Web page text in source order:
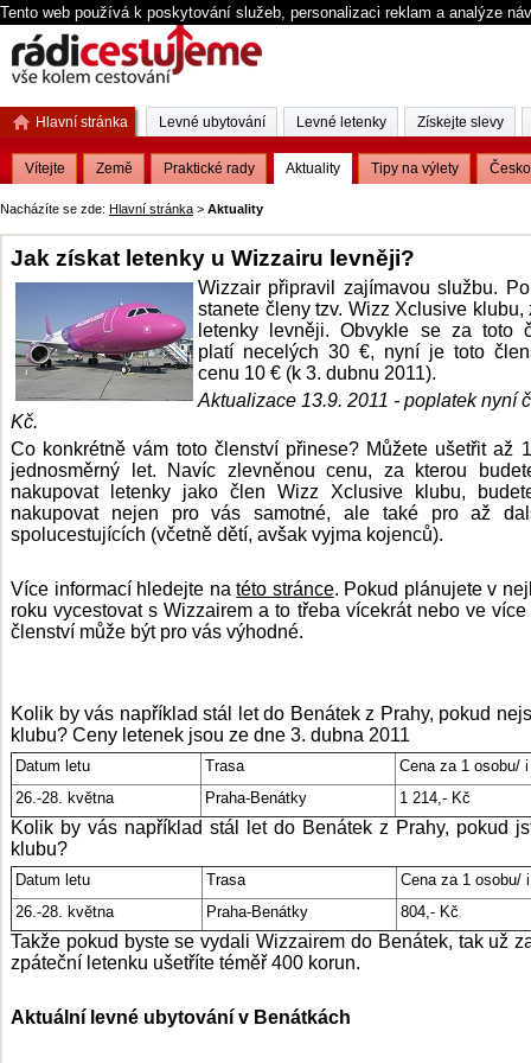
Tento web používá k poskytování služeb, personalizaci reklam a analýze
Nacházíte se zde: Hlavní stránka > Aktuality
Jak získat letenky u Wizzairu levněji?
Wizzair připravil zajímavou službu.
stanete členy tzv. Wizz Xclusive klubu,
letenky levněji. Obvykle se za toto
platí necelých 30 €, nyní je toto
cenu 10 € (k 3. dubnu 2011).
Aktualizace 13.9. 2011 - poplatek nyní
Kč.
Co konkrétně vám toto členství přinese? Můžete ušetřit až
jednosměrný let. Navíc zlevněnou cenu, za kterou
nakupovat letenky jako člen Wizz Xclusive klubu,
nakupovat nejen pro vás samotné, ale také pro až
spolucestujících (včetně dětí, avšak vyjma kojenců).
Více informací hledejte natéto stránce. Pokud plánujete v
roku vycestovat s Wizzairem a to třeba vícekrát nebo ve
členství může být pro vás výhodné.
Kolik by vás například stál let do Benátek z Prahy, pokud
klubu? Ceny letenek jsou ze dne 3. dubna 2011
Datum letu Trasa
Cena za 1 osobu/
26.-28. května
Praha-Benátky 1 214,- Kč
Kolik by vás například stál let do Benátek z Prahy, pokud
klubu?
Datum letu Trasa
Cena za 1 osobu/
26.-28. května
Praha-Benátky 804,- Kč
Takže pokud byste se vydali Wizzairem do Benátek, tak už
zpáteční letenku ušetříte téměř 400 korun.
Aktuální levné ubytování v Benátkách
Hlavní stránka
Vítejte Země Praktické rady Aktuality Tipy na výlety Česko
Levné ubytování Levné letenky Získejte slevy